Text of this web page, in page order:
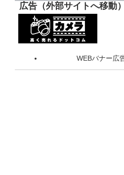
広告（外部サイトへ移動）
WEBバナー広